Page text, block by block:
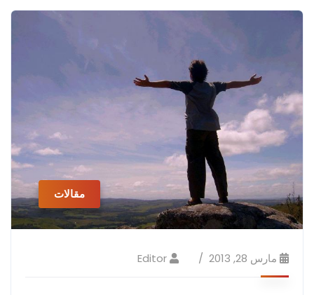
مقالات
مارس 28, 2013 Editor